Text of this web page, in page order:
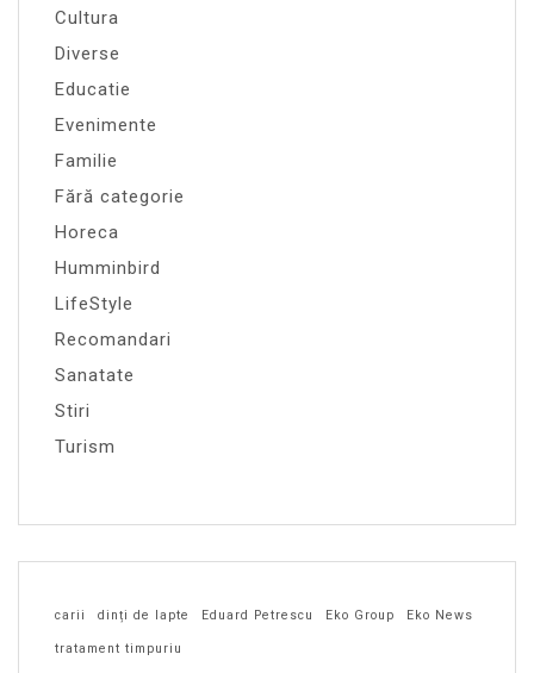
Cultura
Diverse
Educatie
Evenimente
Familie
Fără categorie
Horeca
Humminbird
LifeStyle
Recomandari
Sanatate
Stiri
Turism
carii dinți de lapte Eduard Petrescu Eko Group Eko News
tratament timpuriu